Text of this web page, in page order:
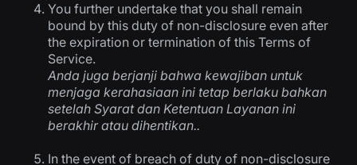
You further undertake that you shall remain
bound by this duty of non-disclosure even after
the expiration or termination of this Terms of
Service.
Anda juga berjanji bahwa kewajiban untuk
menjaga kerahasiaan ini tetap berlaku bahkan
setelah Syarat dan Ketentuan Layanan ini
berakhir atau dihentikan..
In the event of breach of duty of non-disclosure